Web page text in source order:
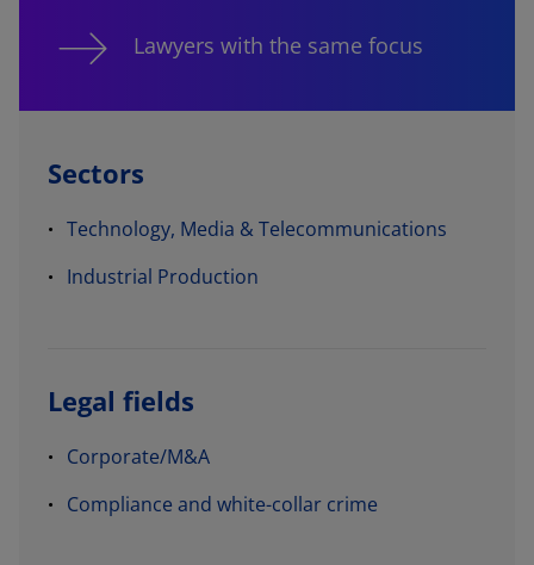
Lawyers with the same focus
Sectors
Technology, Media & Telecommunications
Industrial Production
Legal fields
Corporate/M&A
Compliance and white-collar crime